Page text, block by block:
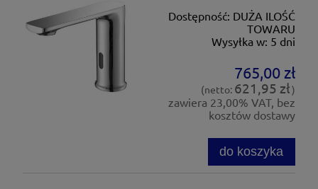
Dostępność: DUŻA ILOŚĆ
TOWARU
Wysyłka w: 5 dni
765,00 zł
(netto: 621,95 zł)
zawiera 23,00% VAT, bez
kosztów dostawy
do koszyka